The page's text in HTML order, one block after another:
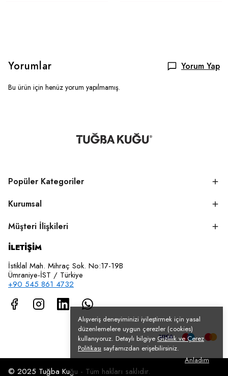
Alışveriş deneyiminizi iyileştirmek için yasal
düzenlemelere uygun çerezler (cookies)
kullanıyoruz. Detaylı bilgiye Gizlilik ve Çerez
Politikası sayfamızdan erişebilirsiniz.
Anladım
Yorumlar Yorum Yap
Bu ürün için henüz yorum yapılmamış.
Popüler Kategoriler
Kurumsal
Müşteri İlişkileri
İLETİŞİM
İstiklal Mah. Mihraç Sok. No:17-19B
Ümraniye-İST / Türkiye
+90 545 861 4732
© 2025 Tuğba Kuğu - Tüm hakları saklıdır.